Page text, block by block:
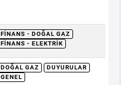
FINANS - DOĞAL GAZ
FINANS - ELEKTRIK
DOĞAL GAZ
DUYURULAR
GENEL